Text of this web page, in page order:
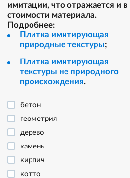
имитации, что отражается и в
стоимости материала.
Подробнее:
Плитка имитирующая
природные текстуры;
Плитка имитирующая
текстуры не природного
происхождения.
бетон
геометрия
дерево
камень
кирпич
котто